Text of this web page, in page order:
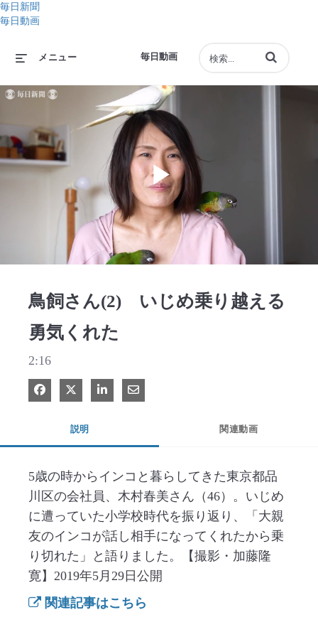
毎日新聞
毎日動画
毎日動画
メニュー 動画の検索語句
Play
鳥飼さん(2) いじめ乗り越える
勇気くれた
2:16
Facebook で共有
Xで共有する
LinkedIn で共有
電子メールで共有
説明 関連動画
5歳の時からインコと暮らしてきた東京都品
川区の会社員、木村春美さん（46）。いじめ
に遭っていた小学校時代を振り返り、「大親
友のインコが話し相手になってくれたから乗
り切れた」と語りました。【撮影・加藤隆
寛】2019年5月29日公開
関連記事はこちら